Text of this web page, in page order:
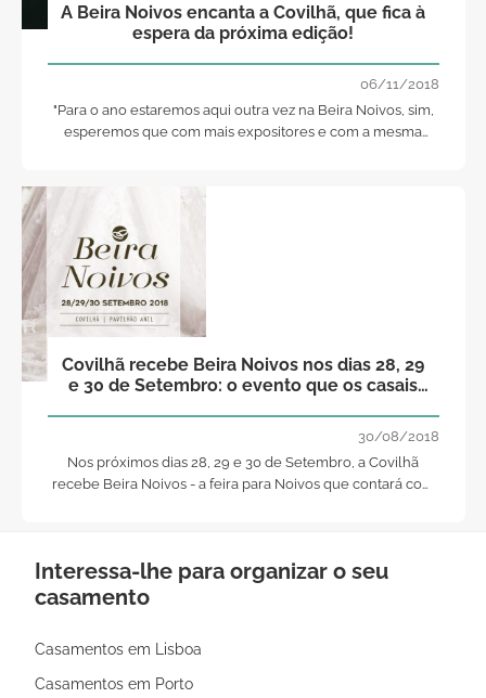
A Beira Noivos encanta a Covilhã, que fica à
espera da próxima edição!
06/11/2018
"Para o ano estaremos aqui outra vez na Beira Noivos, sim,
esperemos que com mais expositores e com a mesma
Covilhã recebe Beira Noivos nos dias 28, 29
e 30 de Setembro: o evento que os casais
30/08/2018
Nos próximos dias 28, 29 e 30 de Setembro, a Covilhã
recebe Beira Noivos - a feira para Noivos que contará com
Interessa-lhe para organizar o seu
casamento
Casamentos em Lisboa
Casamentos em Porto